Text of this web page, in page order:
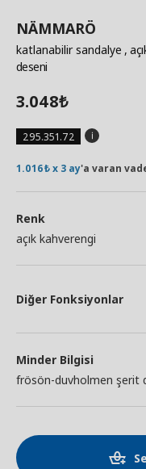
NÄMMARÖ
katlanabilir sandalye ,
deseni
3.048₺
295.351.72
1.016₺ x 3 ay'a varan
Renk
açık kahverengi
Diğer Fonksiyonlar
Minder Bilgisi
frösön-duvholmen şerit